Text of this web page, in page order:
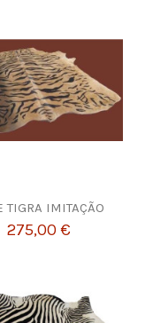
TIGRA IMITAÇÃO
275,00 €